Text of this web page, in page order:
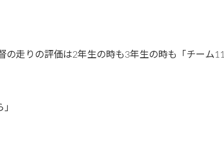
走りの評価は2年生の時も3年生の時も「チーム11